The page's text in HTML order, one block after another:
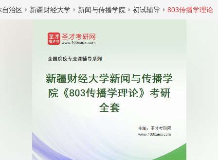
自治区 新疆财经大学 新闻与传播学院 初试辅导 803传播学理论